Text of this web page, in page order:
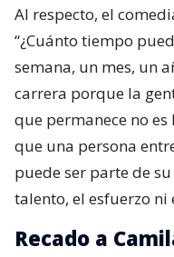
Al respecto, el
“¿Cuánto tiempo
semana, un mes, un
carrera porque la
que permanece no
que una persona
puede ser parte de
talento, el esfuerzo ni
Recado a